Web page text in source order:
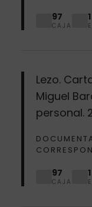
97
CAJA
1
Lezo.
Miguel
personal.
97
CAJA
1